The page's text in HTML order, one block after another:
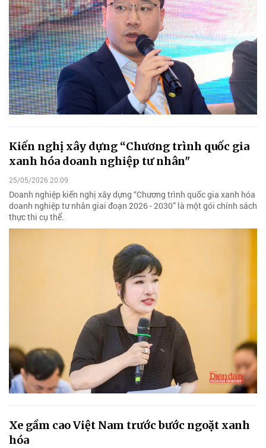
Kiến nghị xây dựng “Chương trình quốc gia
xanh hóa doanh nghiệp tư nhân"
25/05/2026 20:09
Doanh nghiệp kiến nghị xây dựng “Chương trình quốc gia xanh hóa
doanh nghiệp tư nhân giai đoạn 2026 - 2030” là một gói chính sách
thực thi cụ thể.
Xe gầm cao Việt Nam trước bước ngoặt xanh
hóa